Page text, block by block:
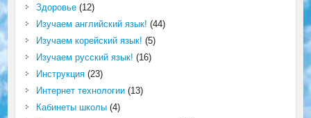
Здоровье(12)
Изучаем английский язык! (44)
Изучаем корейский язык! (5)
Изучаем русский язык! (16)
Инструкция(23)
Интернет технологии(13)
Кабинеты школы(4)